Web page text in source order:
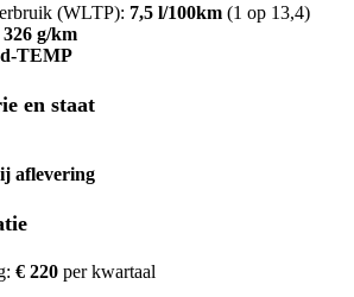
(WLTP): 7,5 l/100km (1 op 13,4)
326 g/km
TEMP
en staat
aflevering
€ 220 per kwartaal